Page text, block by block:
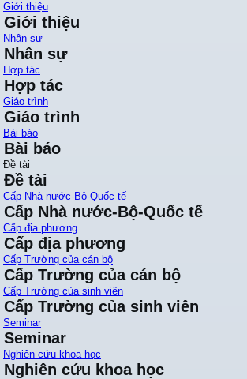
Giới thiệu
Giới thiệu
Nhân sự
Nhân sự
Hợp tác
Hợp tác
Giáo trình
Giáo trình
Bài báo
Bài báo
Đề tài
Đề tài
Cấp Nhà nước-Bộ-Quốc tế
Cấp Nhà nước-Bộ-Quốc tế
Cấp địa phương
Cấp địa phương
Cấp Trường của cán bộ
Cấp Trường của cán bộ
Cấp Trường của sinh viên
Cấp Trường của sinh viên
Seminar
Seminar
Nghiên cứu khoa học
Nghiên cứu khoa học